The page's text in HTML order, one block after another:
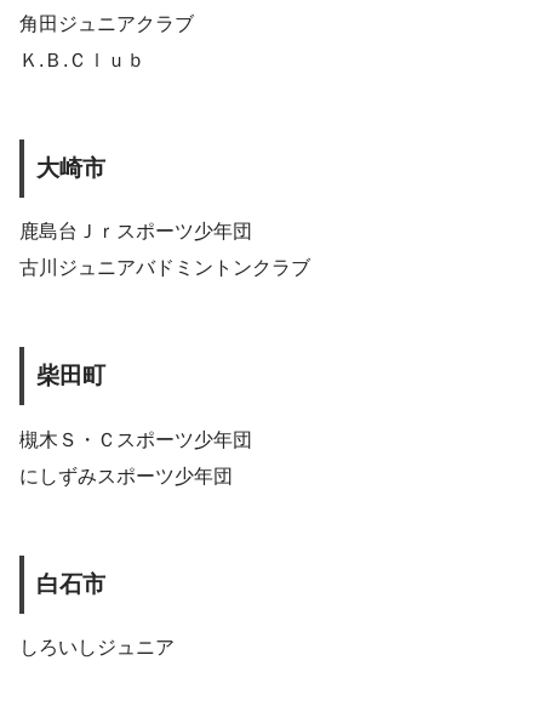
角田ジュニアクラブ
Ｋ.Ｂ.Ｃｌｕｂ
大崎市
鹿島台Ｊｒスポーツ少年団
古川ジュニアバドミントンクラブ
柴田町
槻木Ｓ・Ｃスポーツ少年団
にしずみスポーツ少年団
白石市
しろいしジュニア